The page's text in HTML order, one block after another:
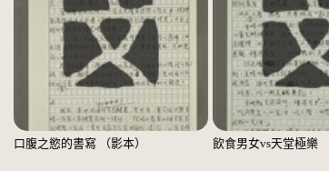
口腹之慾的書寫 （影本） 飲食男女vs天堂極樂